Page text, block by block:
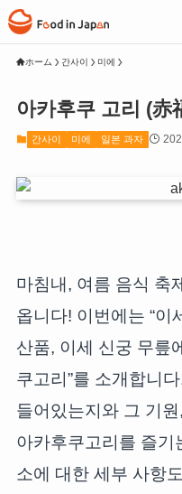
ホーム 간사이 미에
아카후쿠 고리 (赤
간사이 미에 일본 과자
마침내, 여름 음식 축
옵니다! 이번에는 “이
산품, 이세 신궁 무릎
쿠고리”를 소개합니
들어있는지와 그 기
아카후쿠고리를 즐기
소에 대한 세부 사항